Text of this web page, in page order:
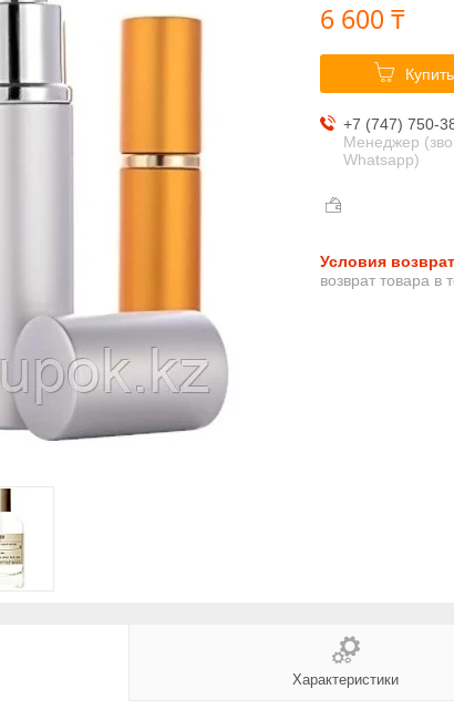
6 600 ₸
Купить
+7 (747) 750-
Менеджер
Whatsapp)
возврат товара в
Характеристики